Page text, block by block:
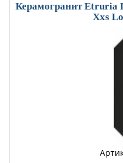
Керамогранит Etruria
Xxs